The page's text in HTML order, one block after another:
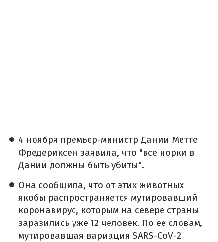
4 ноября премьер-министр Дании Метте
Фредериксен заявила, что "все норки в
Дании должны быть убиты".
Она сообщила, что от этих животных
якобы распространяется мутировавший
коронавирус, которым на севере страны
заразились уже 12 человек. По ее словам,
мутировавшая вариация SARS-CoV-2